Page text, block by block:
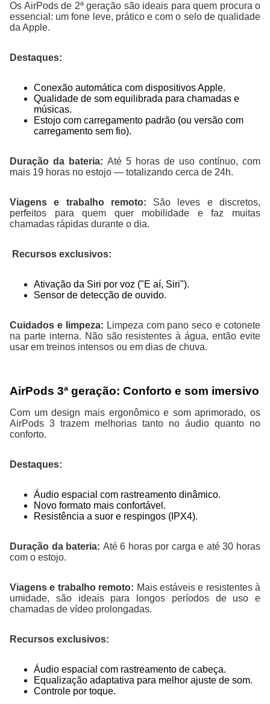
Os AirPods de 2ª geração são ideais para quem procura o
essencial: um fone leve, prático e com o selo de qualidade
da Apple.
Destaques:
Conexão automática com dispositivos Apple.
Qualidade de som equilibrada para chamadas e
músicas.
Estojo com carregamento padrão (ou versão com
carregamento sem fio).
Duração da bateria: Até 5 horas de uso contínuo, com
mais 19 horas no estojo — totalizando cerca de 24h.
Viagens e trabalho remoto: São leves e discretos,
perfeitos para quem quer mobilidade e faz muitas
chamadas rápidas durante o dia.
Recursos exclusivos:
Ativação da Siri por voz ("E aí, Siri").
Sensor de detecção de ouvido.
Cuidados e limpeza: Limpeza com pano seco e cotonete
na parte interna. Não são resistentes à água, então evite
usar em treinos intensos ou em dias de chuva.
AirPods 3ª geração: Conforto e som imersivo
Com um design mais ergonômico e som aprimorado, os
AirPods 3 trazem melhorias tanto no áudio quanto no
conforto.
Destaques:
Áudio espacial com rastreamento dinâmico.
Novo formato mais confortável.
Resistência a suor e respingos (IPX4).
Duração da bateria: Até 6 horas por carga e até 30 horas
com o estojo.
Viagens e trabalho remoto: Mais estáveis e resistentes à
umidade, são ideais para longos períodos de uso e
chamadas de vídeo prolongadas.
Recursos exclusivos:
Áudio espacial com rastreamento de cabeça.
Equalização adaptativa para melhor ajuste de som.
Controle por toque.